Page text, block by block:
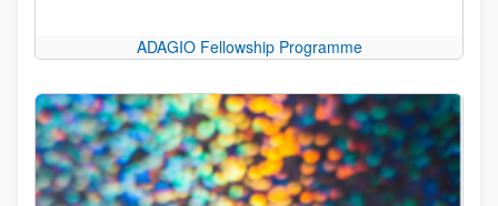
ADAGIO Fellowship Programme